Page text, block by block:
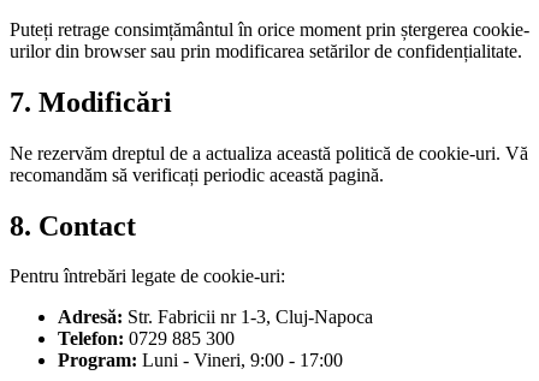
Puteți retrage consimțământul în orice moment prin ștergerea cookie-
urilor din browser sau prin modificarea setărilor de confidențialitate.
7. Modificări
Ne rezervăm dreptul de a actualiza această politică de cookie-uri. Vă
recomandăm să verificați periodic această pagină.
8. Contact
Pentru întrebări legate de cookie-uri:
Adresă: Str. Fabricii nr 1-3, Cluj-Napoca
Telefon: 0729 885 300
Program: Luni - Vineri, 9:00 - 17:00